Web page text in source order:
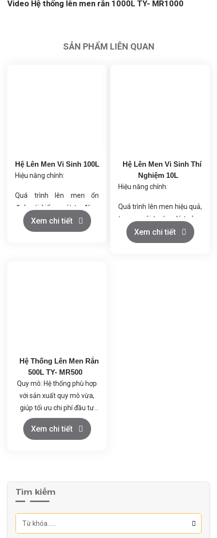
Video Hệ thống lên men rắn 1000L TY- MR1000
SẢN PHẨM LIÊN QUAN
Hệ Lên Men Vi Sinh 100L
Hiệu năng chính:
Quá trình lên men ổn
định với kiểm soát tự động
các yếu tố như nhiệt độ, pH,
DO, và khí cấp liệu.
Khả năng ghi nhận và phân
quá trình và nâng cao hiệu
Xem chi tiết
Hệ Lên Men Vi Sinh Thí
Nghiệm 10L
Hiệu năng chính:
Quá trình lên men hiệu quả,
tạo ra môi trường lý tưởng
cho vi sinh vật phát triển.
Điều kiện nhiệt độ và áp
Xem chi tiết
Hệ Thống Lên Men Rắn
500L TY- MR500
Quy mô: Hệ thống phù hợp
với sản xuất quy mô vừa,
giúp tối ưu chi phí đầu tư
ban đầu.
Tối ưu hóa quá trình lên
men: Hệ thống giúp tối ưu
thống cho phép kiểm soát
chính xác các thông số lên
sản phẩm ổn định.
Xem chi tiết
Tìm kiếm